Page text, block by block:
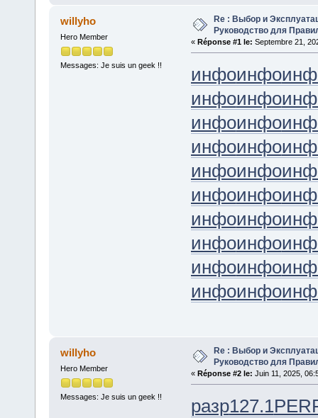
willyho
Hero Member
Messages: Je suis un geek !!
Re : Выбор и
Руководство для
« Réponse #1 le: Septembre 21,
инфоинфо
инфоинфо
инфоинфо
инфоинфо
инфоинфо
инфоинфо
инфоинфо
инфоинфо
инфоинфо
инфоинфо
willyho
Hero Member
Messages: Je suis un geek !!
Re : Выбор и
Руководство для
« Réponse #2 le: Juin 11, 2025,
разр127.1